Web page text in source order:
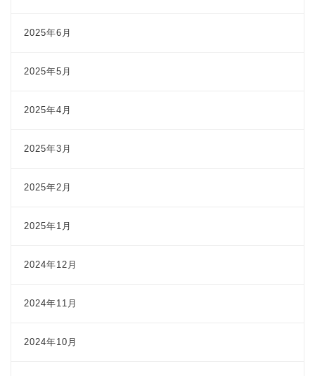
2025年6月
2025年5月
2025年4月
2025年3月
2025年2月
2025年1月
2024年12月
2024年11月
2024年10月